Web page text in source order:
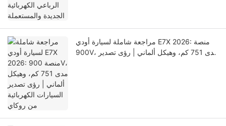
مراجعة شاملة لسيارة أودي E7X 2026: منصة
900V، مدى 751 كم، وهيكل ألماني | رؤى تصدير